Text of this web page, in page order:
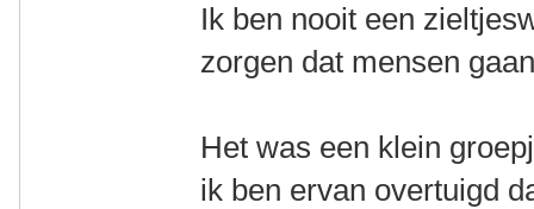
Ik ben nooit een
zorgen dat mensen
Het was een klein
ik ben ervan overtuigd